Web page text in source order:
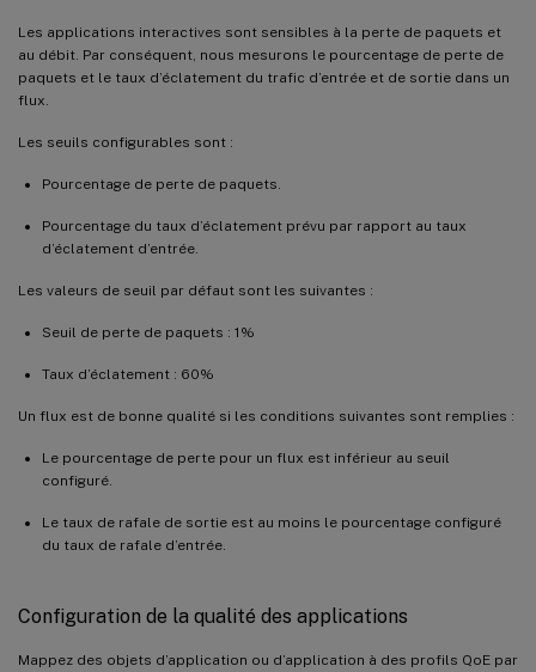
Les applications interactives sont sensibles à la perte de paquets et
au débit. Par conséquent, nous mesurons le pourcentage de perte de
paquets et le taux d’éclatement du trafic d’entrée et de sortie dans un
flux.
Les seuils configurables sont :
Pourcentage de perte de paquets.
Pourcentage du taux d’éclatement prévu par rapport au taux
d’éclatement d’entrée.
Les valeurs de seuil par défaut sont les suivantes :
Seuil de perte de paquets : 1%
Taux d’éclatement : 60%
Un flux est de bonne qualité si les conditions suivantes sont remplies :
Le pourcentage de perte pour un flux est inférieur au seuil
configuré.
Le taux de rafale de sortie est au moins le pourcentage configuré
du taux de rafale d’entrée.
Configuration de la qualité des applications
Mappez des objets d’application ou d’application à des profils QoE par